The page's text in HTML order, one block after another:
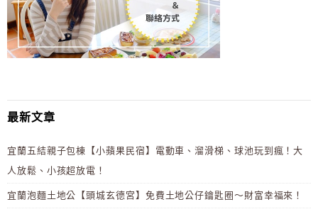
最新文章
宜蘭五結親子包棟【小蘋果民宿】電動車、溜滑梯、球池玩到瘋！大
人放鬆、小孩超放電！
宜蘭泡麵土地公【頭城玄德宮】免費土地公仔鑰匙圈～財富幸福來！